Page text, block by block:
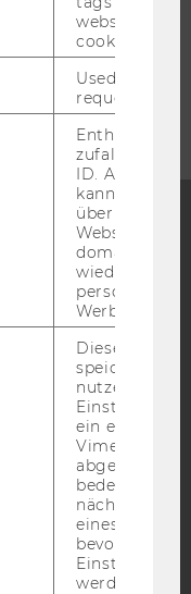
Blog
Bluesky
WEBSEITE
MEDIA
website read
cookie.
Used to
request rate.
Enthält eine
ID. Anhand
kann Google
über
Websites
Werbung
Dieses Cookie
speichert
ein
Vimeo-Video
abgespielt
bedeutet,
nächsten
eines Vimeo-
bevorzugten
werden.